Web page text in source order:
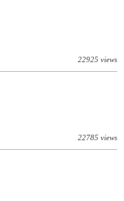
22925 views
22785 views